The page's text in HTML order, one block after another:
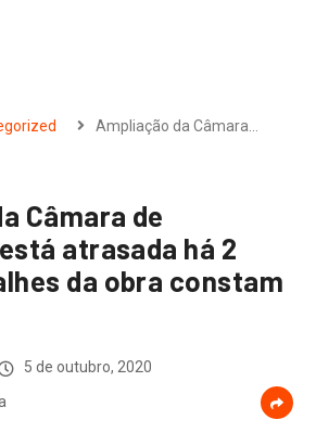
Ampliação da Câmara…
Câmara de
atrasada há 2
da obra constam
5 de outubro, 2020